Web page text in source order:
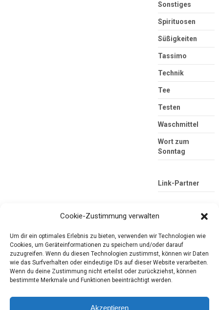
Sonstiges
Spirituosen
Süßigkeiten
Tassimo
Technik
Tee
Testen
Waschmittel
Wort zum
Sonntag
Link-Partner
Tester-Paradies
Produkttests und Alltag
Cookie-Zustimmung verwalten
Um dir ein optimales Erlebnis zu bieten, verwenden wir Technologien wie
Cookies, um Geräteinformationen zu speichern und/oder darauf
zuzugreifen. Wenn du diesen Technologien zustimmst, können wir Daten
wie das Surfverhalten oder eindeutige IDs auf dieser Website verarbeiten.
Wenn du deine Zustimmung nicht erteilst oder zurückziehst, können
bestimmte Merkmale und Funktionen beeinträchtigt werden.
Akzeptieren
Die mobile Version verlassen